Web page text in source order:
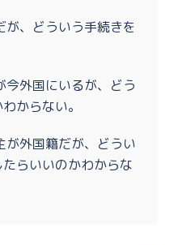
、どういう手続きを
今外国にいるが、どう
からない。
が外国籍だが、どうい
らいいのかわからな